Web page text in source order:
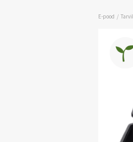
E-pood /